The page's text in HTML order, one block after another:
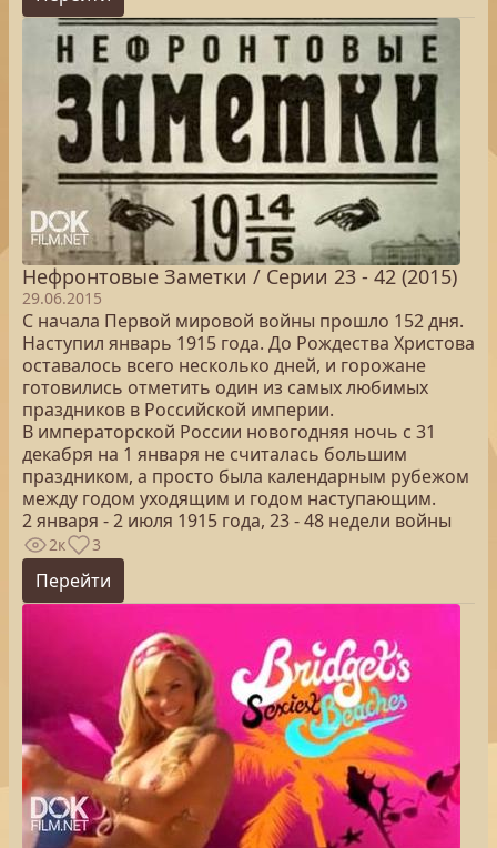
Нефронтовые Заметки / Серии 23 - 42 (2015)
29.06.2015
С начала Первой мировой войны прошло 152 дня.
Наступил январь 1915 года. До Рождества Христова
оставалось всего несколько дней, и горожане
готовились отметить один из самых любимых
праздников в Российской империи.
В императорской России новогодняя ночь с 31
декабря на 1 января не считалась большим
праздником, а просто была календарным рубежом
между годом уходящим и годом наступающим.
2 января - 2 июля 1915 года, 23 - 48 недели войны
2к 3
Перейти